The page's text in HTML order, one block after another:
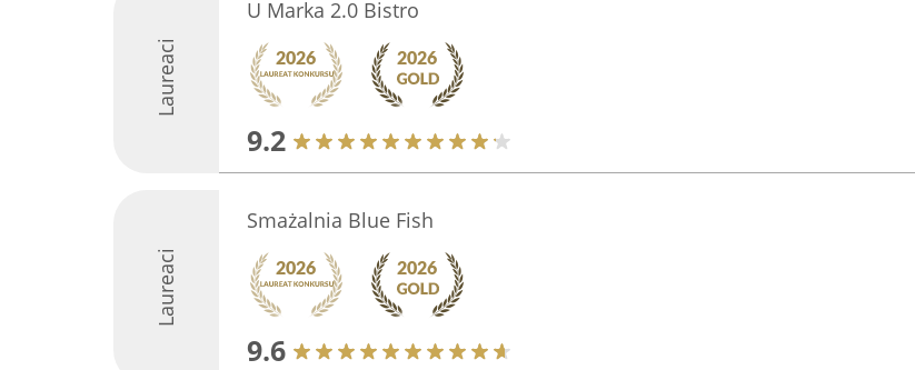
Laureaci
U Marka 2.0 Bistro
9.2
Laureaci
Smażalnia Blue Fish
9.6